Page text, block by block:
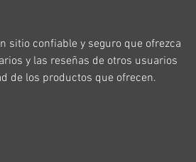
sitio confiable y seguro que ofrezca
y las reseñas de otros usuarios
de los productos que ofrecen.